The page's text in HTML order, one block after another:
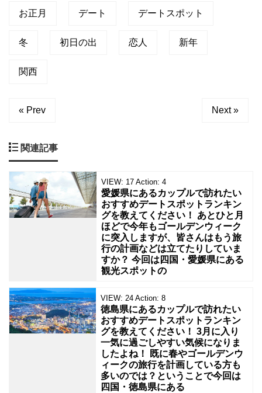
ど
。
層
ル
の
階
と
こ
ろ
も
綺
麗
お正月 デート デートスポット
冬 初日の出 恋人 新年
関西
« Prev Next »
関連記事
VIEW: 17 Action: 4
愛媛県にあるカップルで訪れたい
おすすめデートスポットランキン
グを教えてください！ あとひと月
ほどで今年もゴールデンウィーク
に突入しますが、皆さんはもう旅
行の計画などは立てたりしていま
すか？ 今回は四国・愛媛県にある
観光スポットの
VIEW: 24 Action: 8
徳島県にあるカップルで訪れたい
おすすめデートスポットランキン
グを教えてください！ 3月に入り
一気に過ごしやすい気候になりま
したよね！ 既に春やゴールデンウ
ィークの旅行を計画している方も
多いのでは？ということで今回は
四国・徳島県にある